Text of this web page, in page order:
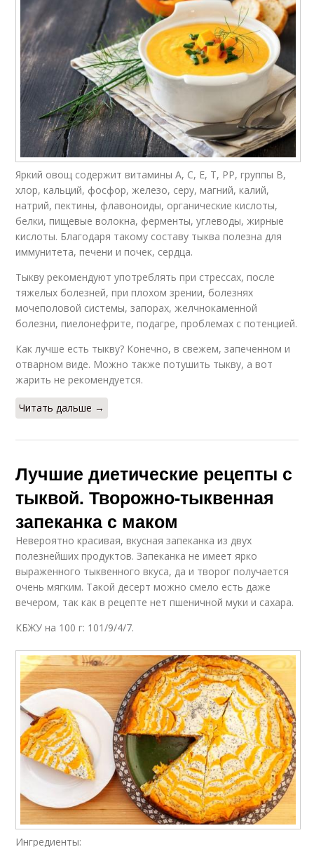
Яркий овощ содержит витамины А, С, Е, Т, РР, группы В,
хлор, кальций, фосфор, железо, серу, магний, калий,
натрий, пектины, флавоноиды, органические кислоты,
белки, пищевые волокна, ферменты, углеводы, жирные
кислоты. Благодаря такому составу тыква полезна для
иммунитета, печени и почек, сердца.
Тыкву рекомендуют употреблять при стрессах, после
тяжелых болезней, при плохом зрении, болезнях
мочеполовой системы, запорах, желчнокаменной
болезни, пиелонефрите, подагре, проблемах с потенцией.
Как лучше есть тыкву? Конечно, в свежем, запеченном и
отварном виде. Можно также потушить тыкву, а вот
жарить не рекомендуется.
Читать дальше →
Лучшие диетические рецепты с
тыквой. Творожно-тыквенная
запеканка с маком
Невероятно красивая, вкусная запеканка из двух
полезнейших продуктов. Запеканка не имеет ярко
выраженного тыквенного вкуса, да и творог получается
очень мягким. Такой десерт можно смело есть даже
вечером, так как в рецепте нет пшеничной муки и сахара.
КБЖУ на 100 г: 101/9/4/7.
Ингредиенты: